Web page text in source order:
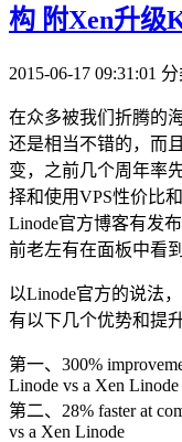
构 附Xen升级
2015-06-17 09:31:01 分
在众多被我们折腾的
还是相当不错的，而
变，之前几个周年率
择和使用VPS性价比
Linode官方博客有发
前老左有在面板中看
以Linode官方的说法
有以下几个优势和提升
第一、300%
Linode vs a Xen Linode
第二、28% faster at
vs a Xen Linode